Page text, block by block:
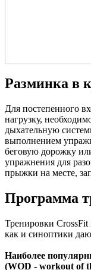
Разминка в
Для постепенного
нагрузку,
дыхательную
выполнением
беговую дорожку
упражнения для
прыжки на месте,
Программа
Тренировки
как и синоптики
Наиболее
(WOD - workout of